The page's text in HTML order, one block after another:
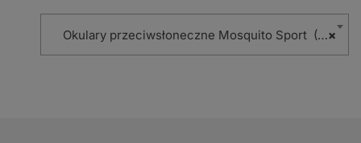
×
Okulary przeciwsłoneczne Mosquito Sport (114)